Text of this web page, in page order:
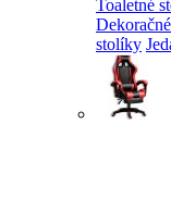
Toaletné
stolíky